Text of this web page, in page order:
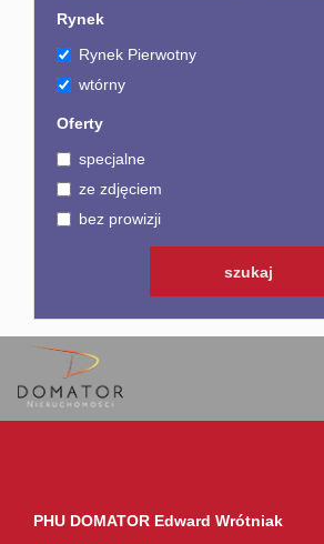
Rynek
Rynek Pierwotny
wtórny
Oferty
specjalne
ze zdjęciem
bez prowizji
PHU DOMATOR Edward Wrótniak